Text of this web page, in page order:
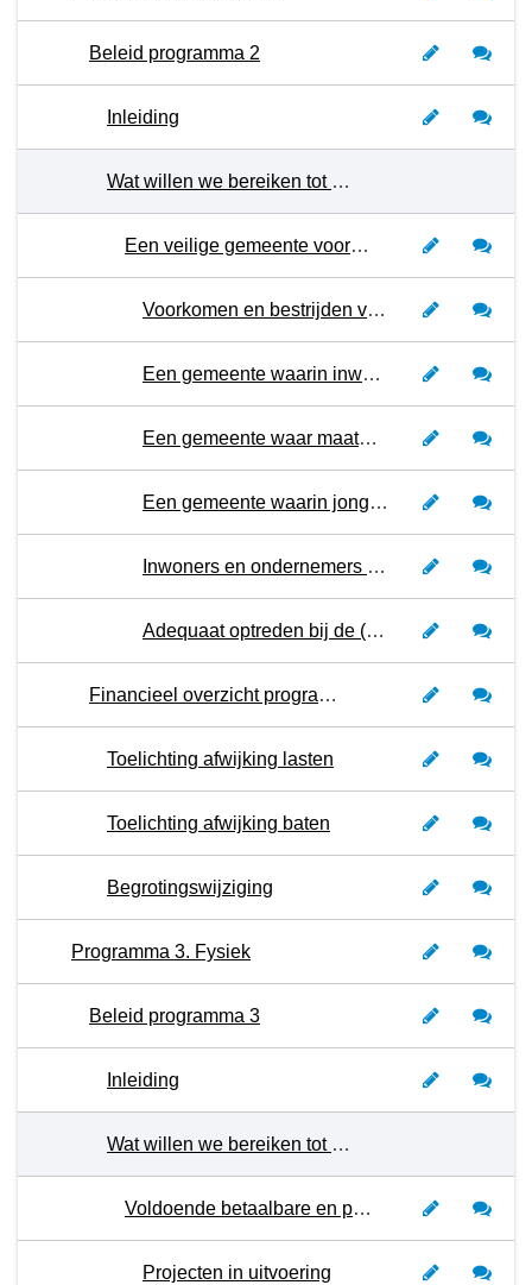
Beleid programma 2
Inleiding
Wat willen we bereiken tot en met 2026?
Een veilige gemeente voor iedereen
Voorkomen en bestrijden van georganiseerde ondermijnende criminaliteit in Stichtse Vecht
Een gemeente waarin inwoners en ondernemers weerbaar zijn tegen risico’s en dreigingen van de snel digitaliserende maatschappij
Een gemeente waar maatwerk wordt geleverd voor inwoners met meervoudige problematiek waardoor overlast en onveilige situaties tot een minimum worden beperkt
Een gemeente waarin jongeren zich in een veilige omgeving kunnen ontwikkelen en structurele jongerenoverlast nauwelijks voorkomt
Inwoners en ondernemers voelen zich veilig, het aantal traditionele geregistreerde misdrijven stijgt niet en de sociale cohesie en participatie zijn optimaal
Adequaat optreden bij de (dreiging van) incidenten, rampen en (langdurige) crises en daarmee de impact voor inwoners en ondernemers beheersen
Financieel overzicht programma 2
Toelichting afwijking lasten
Toelichting afwijking baten
Begrotingswijziging
Programma 3. Fysiek
Beleid programma 3
Inleiding
Wat willen we bereiken tot en met 2026?
Voldoende betaalbare en passende woningen
Projecten in uitvoering